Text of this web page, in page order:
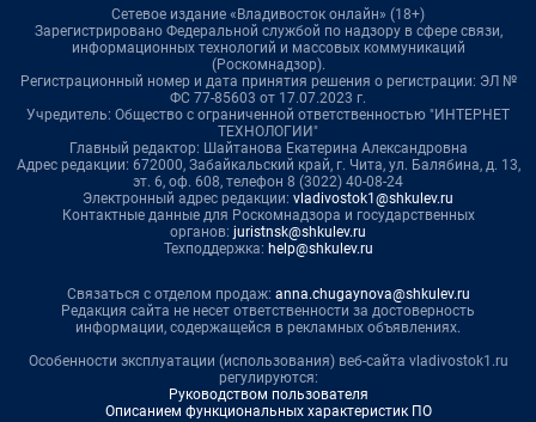
Сетевое издание «Владивосток онлайн» (18+)
Зарегистрировано Федеральной службой по надзору в сфере связи,
информационных технологий и массовых коммуникаций
(Роскомнадзор).
Регистрационный номер и дата принятия решения о регистрации: ЭЛ №
ФС 77-85603 от 17.07.2023 г.
Учредитель: Общество с ограниченной ответственностью "ИНТЕРНЕТ
ТЕХНОЛОГИИ"
Главный редактор: Шайтанова Екатерина Александровна
Адрес редакции: 672000, Забайкальский край, г. Чита, ул. Балябина, д. 13,
эт. 6, оф. 608, телефон 8 (3022) 40-08-24
Электронный адрес редакции: vladivostok1@shkulev.ru
Контактные данные для Роскомнадзора и государственных
органов: juristnsk@shkulev.ru
Техподдержка: help@shkulev.ru
Связаться с отделом продаж: anna.chugaynova@shkulev.ru
Редакция сайта не несет ответственности за достоверность
информации, содержащейся в рекламных объявлениях.
Особенности эксплуатации (использования) веб-сайта vladivostok1.ru
регулируются:
Руководством пользователя
Описанием функциональных характеристик ПО